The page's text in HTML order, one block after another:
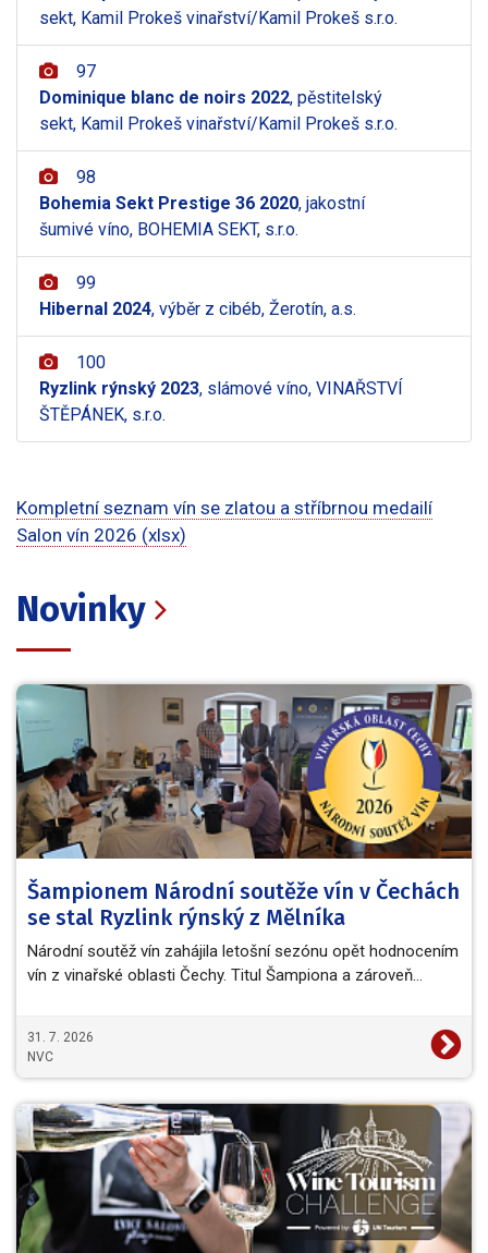
sekt, Kamil Prokeš vinařství/Kamil Prokeš s.r.o.
97
Dominique blanc de noirs 2022, pěstitelský
sekt, Kamil Prokeš vinařství/Kamil Prokeš s.r.o.
98
Bohemia Sekt Prestige 36 2020, jakostní
šumivé víno, BOHEMIA SEKT, s.r.o.
99
Hibernal 2024, výběr z cibéb, Žerotín, a.s.
100
Ryzlink rýnský 2023, slámové víno, VINAŘSTVÍ
ŠTĚPÁNEK, s.r.o.
Kompletní seznam vín se zlatou a stříbrnou medailí
Salon vín 2026 (xlsx)
Novinky
Šampionem Národní soutěže vín v Čechách
se stal Ryzlink rýnský z Mělníka
Národní soutěž vín zahájila letošní sezónu opět hodnocením
vín z vinařské oblasti Čechy. Titul Šampiona a zároveň…
31. 7. 2026
NVC